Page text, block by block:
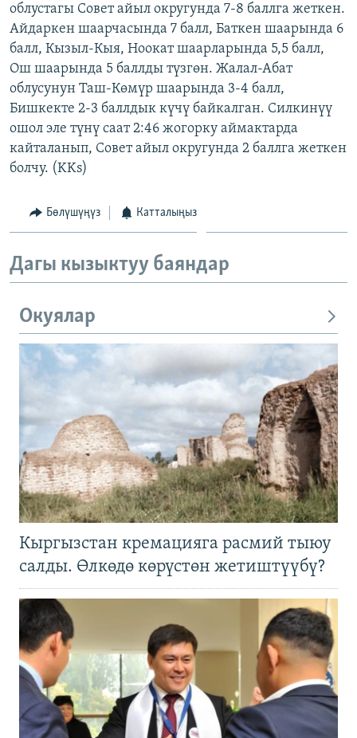
облустагы Совет айыл округунда 7-8 баллга жеткен.
Айдаркен шаарчасында 7 балл, Баткен шаарында 6
балл, Кызыл-Кыя, Ноокат шаарларында 5,5 балл,
Ош шаарында 5 баллды түзгөн. Жалал-Абат
облусунун Таш-Көмүр шаарында 3-4 балл,
Бишкекте 2-3 баллдык күчү байкалган. Силкинүү
ошол эле түнү саат 2:46 жогорку аймактарда
кайталанып, Совет айыл округунда 2 баллга жеткен
болчу. (KKs)
Бөлүшүңүз Катталыңыз
Дагы кызыктуу баяндар
Окуялар
Кыргызстан кремацияга расмий тыюу
салды. Өлкөдө көрүстөн жетиштүүбү?